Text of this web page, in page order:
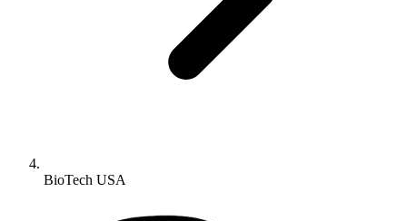
BioTech USA